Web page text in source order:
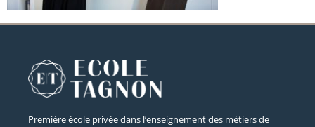
Première école privée dans l’enseignement des métiers de